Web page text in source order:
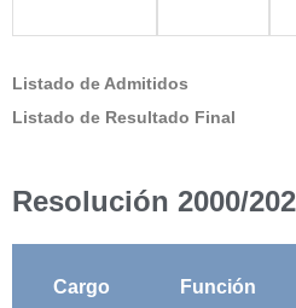
Listado de Admitidos
Listado de Resultado Final
Resolución 2000/
Cargo Función